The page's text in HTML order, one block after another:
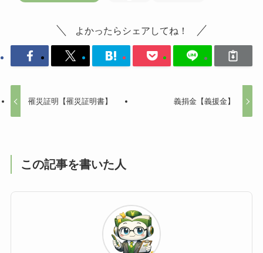
よかったらシェアしてね！
罹災証明【罹災証明書】 義捐金【義援金】
この記事を書いた人